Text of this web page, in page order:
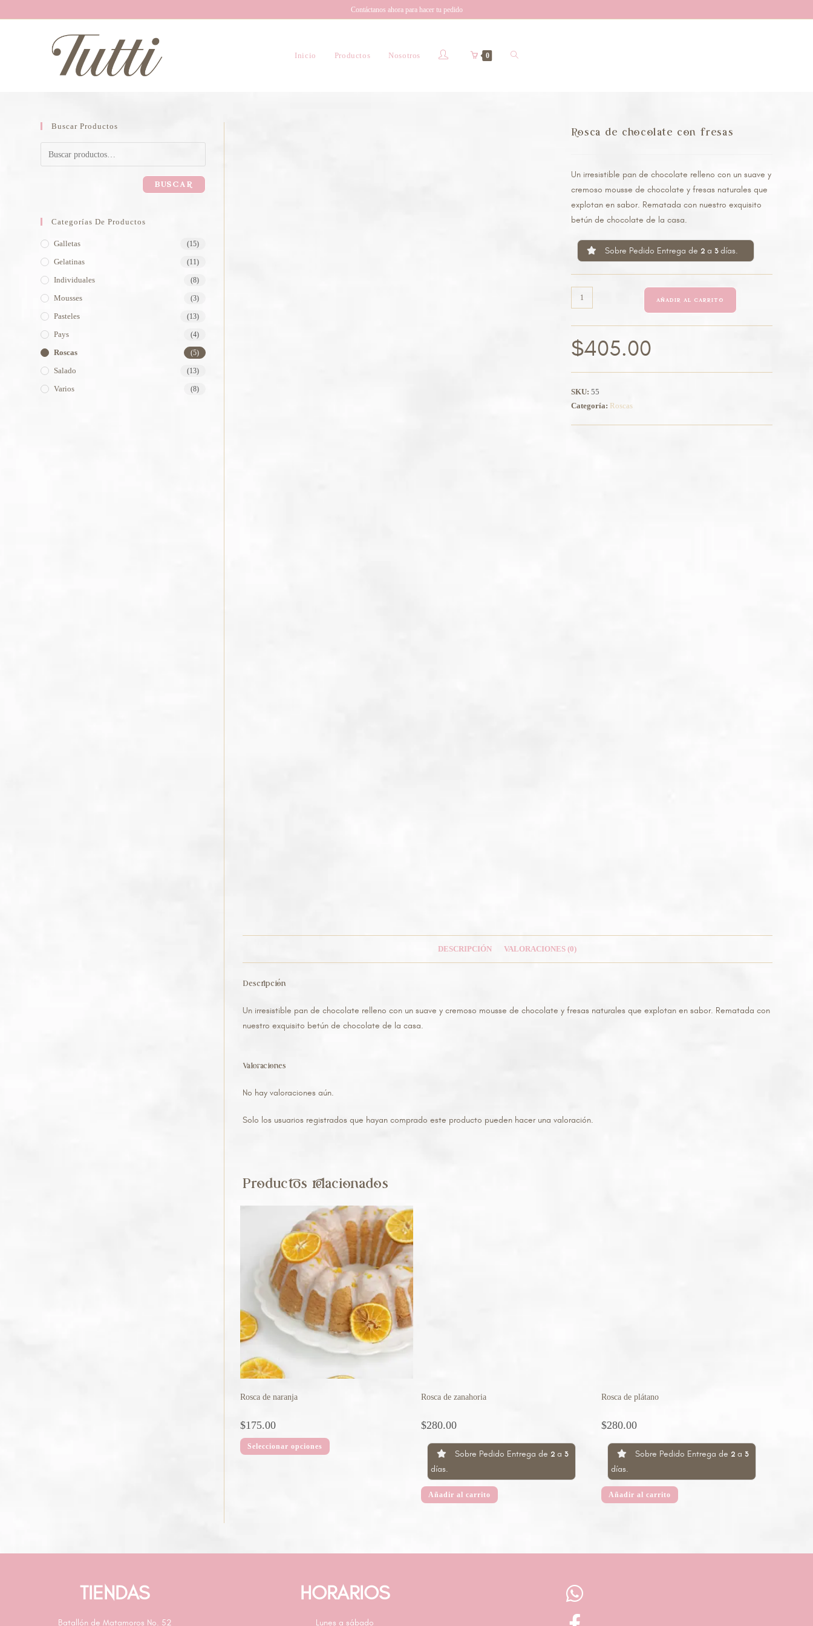
Contáctanos ahora para hacer tu pedido
Inicio Productos Nosotros 0
Rosca de chocolate con fresas
Un irresistible pan de chocolate relleno con un suave y
cremoso mousse de chocolate y fresas naturales que
explotan en sabor. Rematada con nuestro exquisito
betún de chocolate de la casa.
Sobre Pedido Entrega de 2a 3días.
AÑADIR AL CARRITO
$405.00
SKU: 55
Categoría: Roscas
DESCRIPCIÓN VALORACIONES (0)
Descripción
Un irresistible pan de chocolate relleno con un suave y cremoso mousse de chocolate y fresas naturales que explotan en sabor. Rematada con
nuestro exquisito betún de chocolate de la casa.
Valoraciones
No hay valoraciones aún.
Solo los usuarios registrados que hayan comprado este producto pueden hacer una valoración.
Productos relacionados
Rosca de naranja
$175.00
Seleccionar opciones
Rosca de zanahoria
$280.00
Sobre Pedido Entrega de 2a 3
días.
Añadir al carrito
Rosca de plátano
$280.00
Sobre Pedido Entrega de2 a3
días.
Añadir al carrito
Buscar Productos
BUSCAR
Categorías De Productos
Galletas (15)
Gelatinas (11)
Individuales (8)
Mousses (3)
Pasteles (13)
Pays (4)
Roscas (5)
Salado (13)
Varios (8)
TIENDAS
Batallón de Matamoros No. 52
HORARIOS
Lunes a sábado